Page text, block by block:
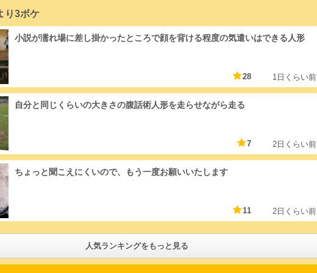
り3ボケ
小説が濡れ場に差し掛かったところで顔を背ける程度の気遣いはできる人形
28 1日くらい前
自分と同じくらいの大きさの腹話術人形を走らせながら走る
7 2日くらい前
ちょっと聞こえにくいので、もう一度お願いいたします
11 2日くらい前
人気ランキングをもっと見る